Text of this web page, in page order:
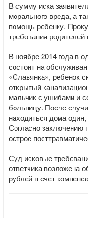
В сумму иска
морального вреда, а
помощь ребенку.
требования
В ноябре 2014 года в
состоит на
«Славянка», ребенок
открытый
мальчик с ушибами и
больницу. После
находиться дома
Согласно заключению
острое
Суд исковые
ответчика возложена
рублей в счет